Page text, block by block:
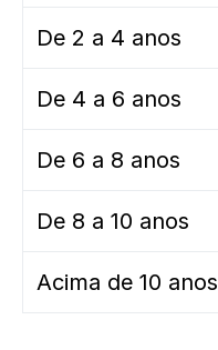
De 2 a 4 anos
De 4 a 6 anos
De 6 a 8 anos
De 8 a 10 anos
Acima de 10 anos